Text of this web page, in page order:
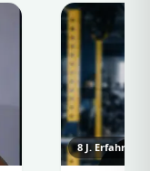
8J. Erfahrung